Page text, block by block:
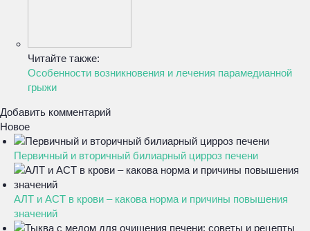
Читайте также:
Особенности возникновения и лечения парамедианной
грыжи
Добавить комментарий
Новое
Первичный и вторичный билиарный цирроз печени
АЛТ и АСТ в крови – какова норма и причины повышения
значений